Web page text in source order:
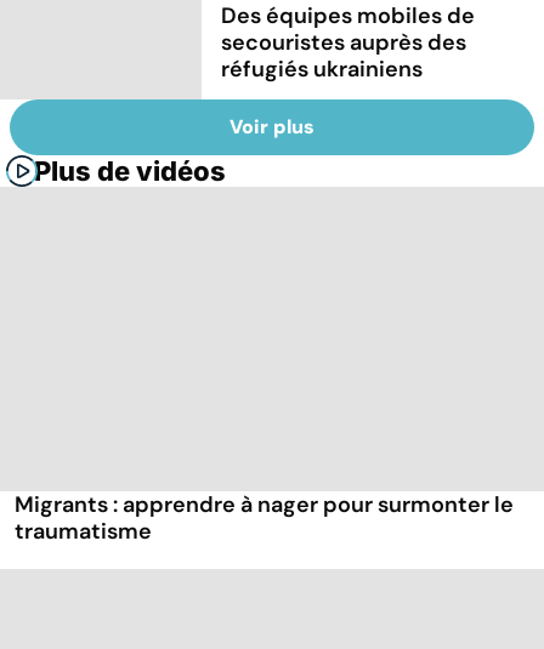
Des équipes mobiles de
secouristes auprès des
réfugiés ukrainiens
Voir plus
Plus de vidéos
Migrants : apprendre à nager pour surmonter le
traumatisme